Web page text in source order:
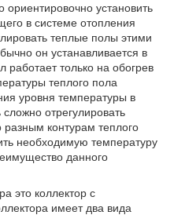
установить
в системе отопления
теплые полы этими
он устанавливается в
работает только на обогрев
теплого пола
уровня температуры в
отрегулировать
контурам теплого
необходимую температуру
данного
это коллектор с
имеет два вида